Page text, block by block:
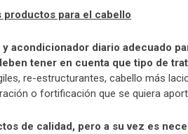
para el cabello
y acondicionador diario adecuado
tener en cuenta que tipo de
re-estructurantes, cabello más
o fortificación que se quiera
de calidad, pero a su vez es